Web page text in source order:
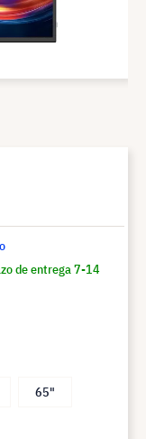
de entrega 7-14
65"